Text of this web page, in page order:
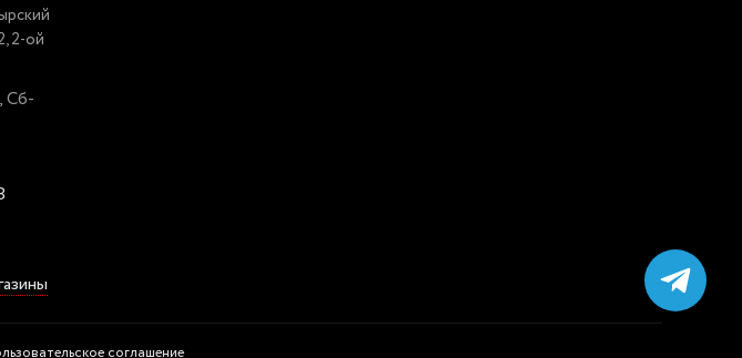
2-ой
Сб-
соглашение